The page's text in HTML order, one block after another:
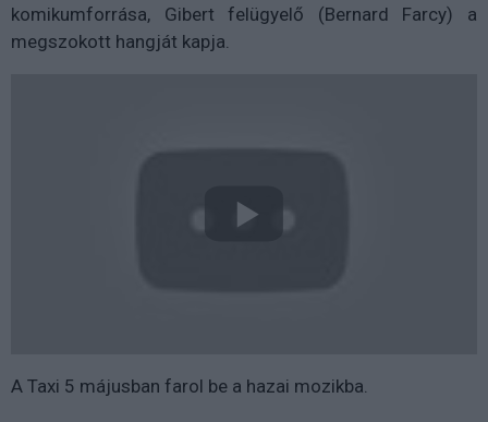
komikumforrása, Gibert felügyelő (Bernard Farcy) a
megszokott hangját kapja.
A Taxi 5 májusban farol be a hazai mozikba.